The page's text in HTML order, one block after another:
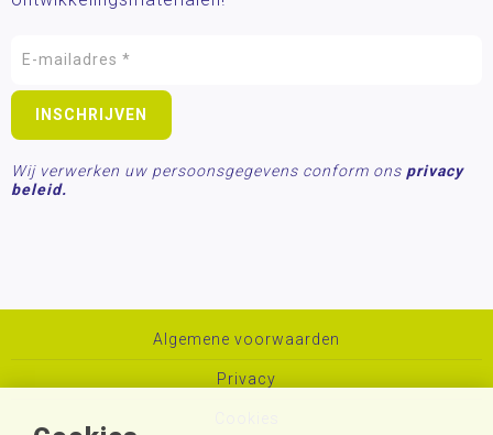
Wij verwerken uw persoonsgegevens conform ons privacy
beleid.
Algemene voorwaarden
Privacy